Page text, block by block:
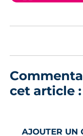
cet article :
AJOUTER UN